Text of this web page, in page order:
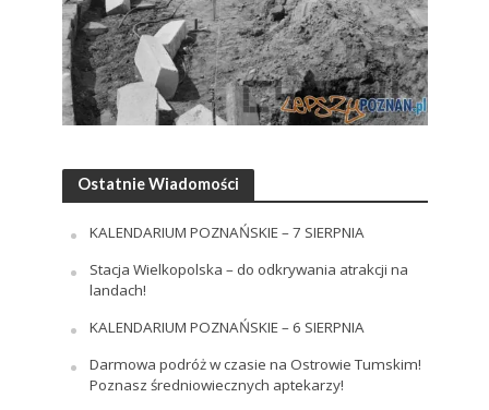
Ostatnie Wiadomości
KALENDARIUM POZNAŃSKIE – 7 SIERPNIA
Stacja Wielkopolska – do odkrywania atrakcji na
landach!
KALENDARIUM POZNAŃSKIE – 6 SIERPNIA
Darmowa podróż w czasie na Ostrowie Tumskim!
Poznasz średniowiecznych aptekarzy!